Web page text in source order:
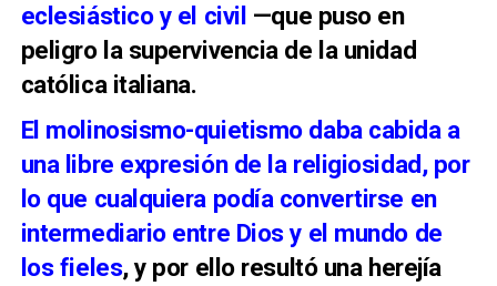
eclesiástico y el civil —que puso en
peligro la supervivencia de la unidad
católica italiana.
El molinosismo-quietismo daba cabida a
una libre expresión de la religiosidad, por
lo que cualquiera podía convertirse en
intermediario entre Dios y el mundo de
los fieles, y por ello resultó una herejía